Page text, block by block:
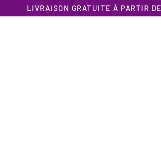
LIVRAISON GRATUITE À PARTIR